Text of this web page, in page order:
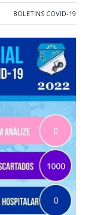
BOLETINS COVID-19